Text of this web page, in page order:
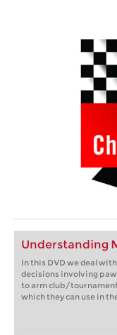
Understanding
In this DVD we deal
decisions involving
to arm club/
which they can use in